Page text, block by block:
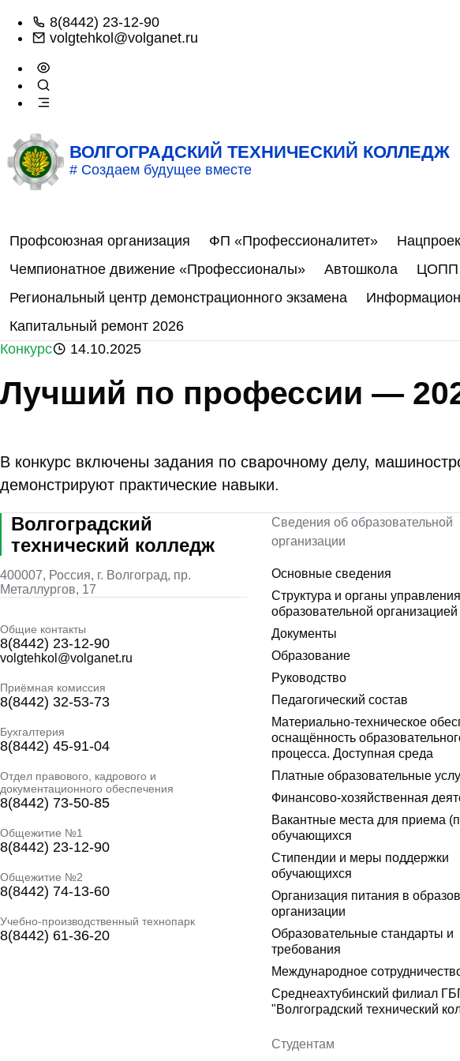
8(8442) 23-12-90
volgtehkol@volganet.ru
ВОЛГОГРАДСКИЙ ТЕХНИЧЕСКИЙ КОЛЛЕДЖ
# Создаем будущее вместе
Профсоюзная организация
ФП «Профессионалитет»
Чемпионатное движение «Профессионалы»
Автошкола ЦОПП
Региональный центр демонстрационного экзамена
Капитальный ремонт 2026
Конкурс
14.10.2025
Лучший по профессии —
В конкурс включены задания по сварочному делу,
демонстрируют практические навыки.
Волгоградский
технический колледж
400007, Россия, г. Волгоград, пр.
Металлургов, 17
Общие контакты
8(8442) 23-12-90
volgtehkol@volganet.ru
Приёмная комиссия
8(8442) 32-53-73
Бухгалтерия
8(8442) 45-91-04
Отдел правового, кадрового и
документационного обеспечения
8(8442) 73-50-85
Общежитие №1
8(8442) 23-12-90
Общежитие №2
8(8442) 74-13-60
Учебно-производственный технопарк
8(8442) 61-36-20
Сведения об образовательной
организации
Основные сведения
Структура и органы управления
образовательной организацией
Документы
Образование
Руководство
Педагогический состав
Материально-техническое
оснащённость
процесса. Доступная среда
Платные образовательные
Финансово-хозяйственная
Вакантные места для приема
обучающихся
Стипендии и меры поддержки
обучающихся
Организация питания в
организации
Образовательные стандарты и
требования
Международное
Среднеахтубинский филиал
"Волгоградский технический
Студентам